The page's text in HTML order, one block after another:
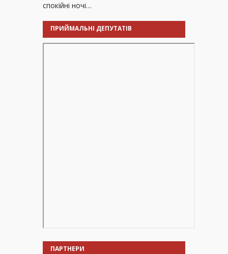
спокійні ночі…
ПРИЙМАЛЬНІ ДЕПУТАТІВ
ПАРТНЕРИ